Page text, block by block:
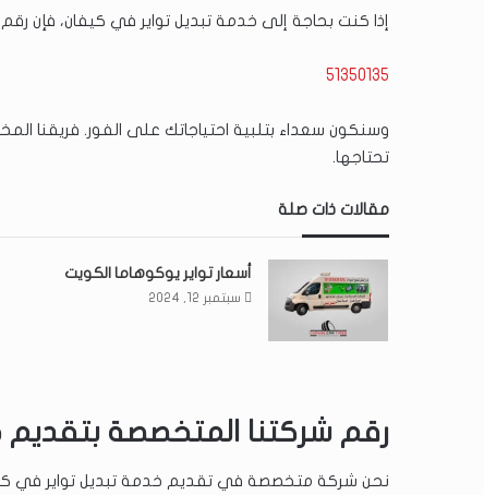
إذا كنت بحاجة إلى خدمة تبديل تواير في كيفان، فإن رقم اختصاصينا متاح لك
51350135
وسنكون سعداء بتلبية احتياجاتك على الفور.
تحتاجها.
مقالات ذات صلة
أسعار تواير يوكوهاما الكويت
سبتمبر 12, 2024
رقم شركتنا المتخصصة بتقديم
نحن شركة متخصصة في تقديم خدمة تبديل تواير في